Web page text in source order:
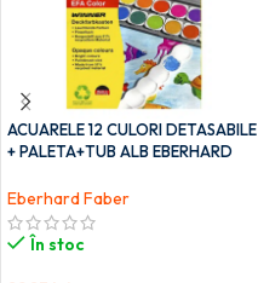
ACUARELE 12 CULORI DETASABILE
+ PALETA+TUB ALB EBERHARD
Eberhard Faber
În stoc